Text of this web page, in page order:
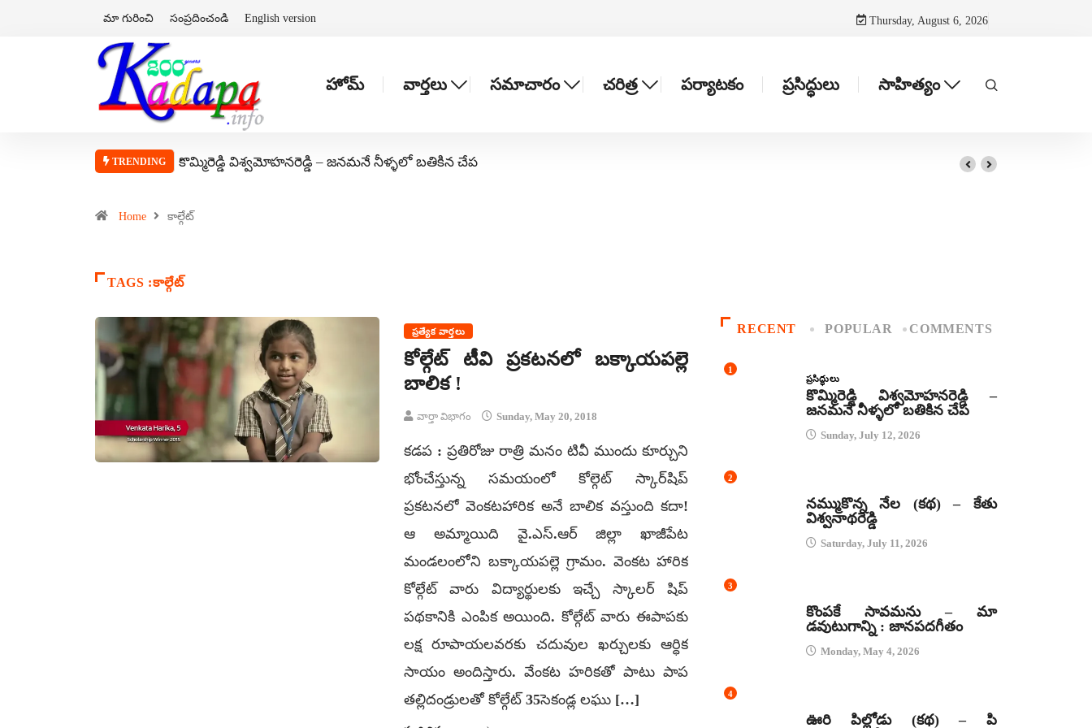
మా గురించి సంప్రదించండి English version Thursday, August 6, 2026
హోమ్ వార్తలు సమాచారం చరిత్ర పర్యాటకం ప్రసిద్ధులు సాహిత్యం
TRENDING కొమ్మిరెడ్డి విశ్వమోహనరెడ్డి – జనమనే నీళ్ళలో బతికిన చేప
Home కాల్గేట్
TAGS :కాల్గేట్
ప్రత్యేక వార్తలు
కోల్గేట్ టీవి ప్రకటనలో బక్కాయపల్లె
బాలిక !
వార్తా విభాగం Sunday, May 20, 2018
కడప : ప్రతిరోజు రాత్రి మనం టివీ ముందు కూర్చుని
భోంచేస్తున్న సమయంలో కోల్గెట్‌ స్కార్‌షిప్‌
ప్రకటనలో వెంకటహారిక అనే బాలిక వస్తుంది కదా!
ఆ అమ్మాయిది వై.ఎస్.ఆర్ జిల్లా ఖాజీపేట
మండలంలోని బక్కాయపల్లె గ్రామం. వెంకట హారిక
కోల్గేట్ వారు విద్యార్థులకు ఇచ్చే స్కాలర్ షిప్
పథకానికి ఎంపిక అయింది. కోల్గేట్ వారు ఈపాపకు
లక్ష రూపాయలవరకు చదువుల ఖర్చులకు ఆర్ధిక
సాయం అందిస్తారు. వేంకట హరికతో పాటు పాప
తల్లిదండ్రులతో కోల్గేట్ 35సెకండ్ల లఘు […]
RECENT POPULAR COMMENTS
1
ప్రసిద్ధులు
కొమ్మిరెడ్డి విశ్వమోహనరెడ్డి –
జనమనే నీళ్ళలో బతికిన చేప
Sunday, July 12, 2026
2
నమ్ముకొన్న నేల (కథ) – కేతు
విశ్వనాథరెడ్డి
Saturday, July 11, 2026
3
కొంపకే సావమను – మా
డవుటుగాన్ని : జానపదగీతం
Monday, May 4, 2026
4
ఊరి పిల్లోడు (కథ) – పి